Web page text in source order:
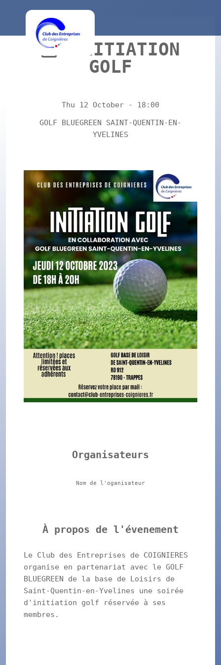
INITIATION
GOLF
Thu 12 October - 18:00
GOLF BLUEGREEN SAINT-QUENTIN-EN-
YVELINES
Organisateurs
Nom de l'oganisateur
À propos de l'évenement
Le Club des Entreprises de COIGNIERES
organise en partenariat avec le GOLF
BLUEGREEN de la base de Loisirs de
Saint-Quentin-en-Yvelines une soirée
d'initiation golf réservée à ses
membres.